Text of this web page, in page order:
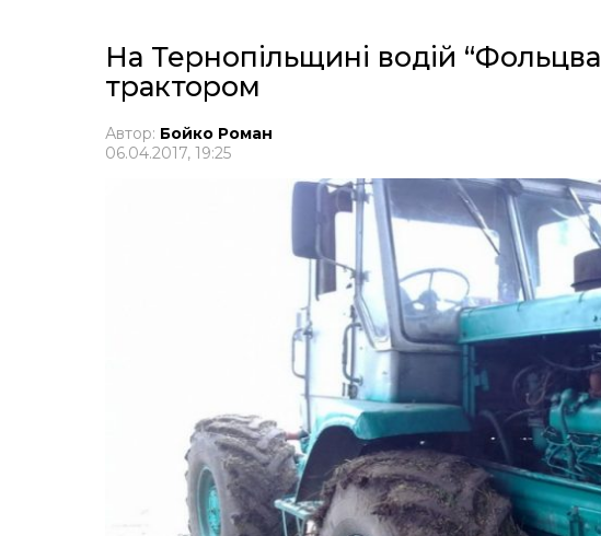
На Тернопільщині водій
трактором
Автор: Бойко Роман
06.04.2017, 19:25